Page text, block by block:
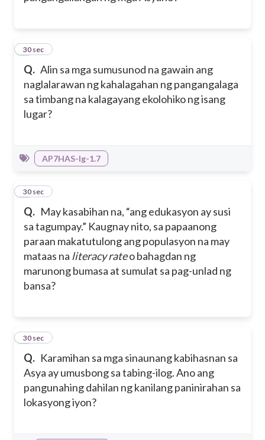
Q. Alin sa mga sumusunod na gawain ang
naglalarawan ng kahalagahan ng pangangalaga
sa timbang na kalagayang ekolohiko ng isang
lugar?
4
30 sec
AP7HAS-Ig-1.7
Q. May kasabihan na, “ang edukasyon ay susi
sa tagumpay.” Kaugnay nito, sa papaanong
paraan makatutulong ang populasyon na may
mataas na literacy rateo bahagdan ng
marunong bumasa at sumulat sa pag-unlad ng
bansa?
5
30 sec
Q. Karamihan sa mga sinaunang kabihasnan sa
Asya ay umusbong sa tabing-ilog. Ano ang
pangunahing dahilan ng kanilang paninirahan sa
lokasyong iyon?
6
30 sec